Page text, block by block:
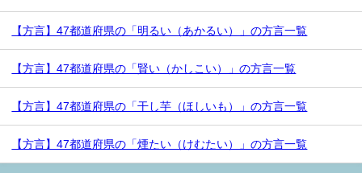
【方言】47都道府県の「明るい（あかるい）」の方言一覧
【方言】47都道府県の「賢い（かしこい）」の方言一覧
【方言】47都道府県の「干し芋（ほしいも）」の方言一覧
【方言】47都道府県の「煙たい（けむたい）」の方言一覧